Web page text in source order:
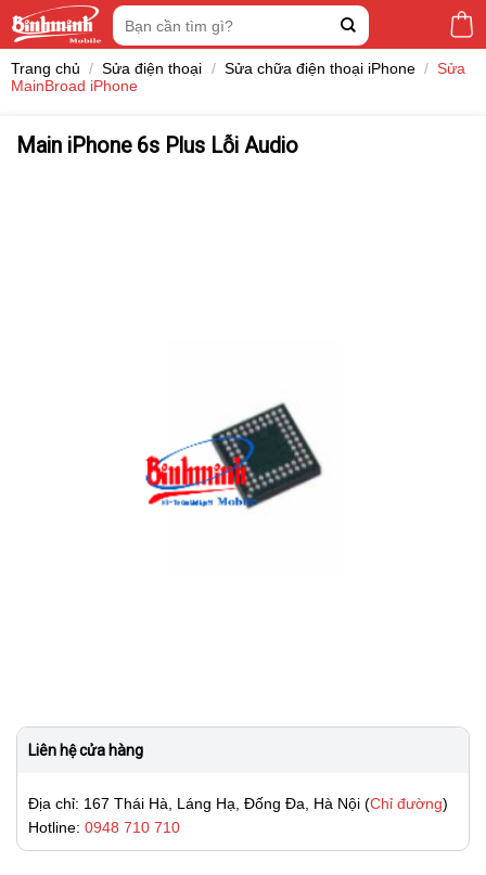
Tìm
kiếm:
Trang chủ / Sửa điện thoại / Sửa chữa điện thoại iPhone / Sửa
MainBroad iPhone
Main iPhone 6s Plus Lỗi Audio
Liên hệ cửa hàng
Địa chỉ: 167 Thái Hà, Láng Hạ, Đống Đa, Hà Nội (Chỉ đường)
Hotline: 0948 710 710